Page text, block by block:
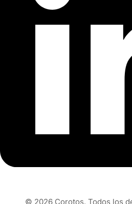
© 2026 Corotos. Todos los